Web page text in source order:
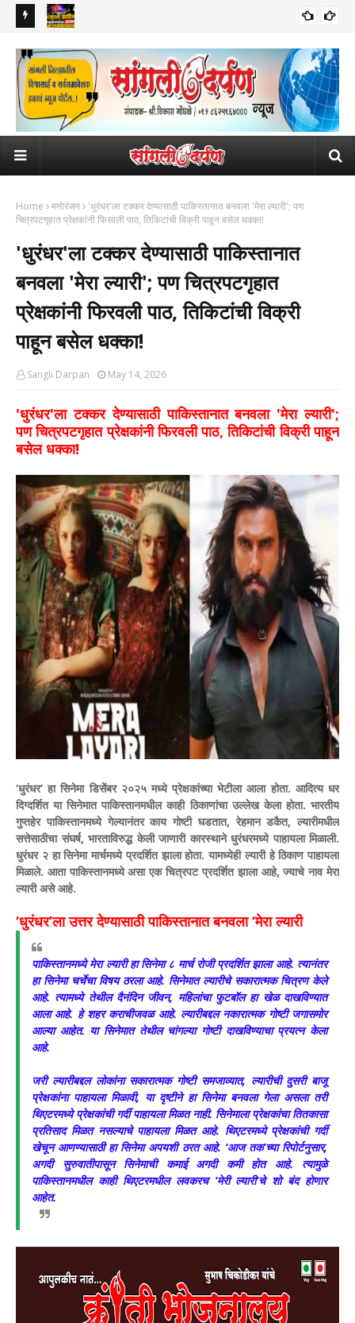
नंदुरबारच्या विकृत नराधमाचे हैराण करणारे कृत्य!
Home मनोरंजन
​'धुरंधर'ला टक्कर देण्यासाठी पाकिस्तानात बनवला 'मेरा ल्यारी'; पण
चित्रपटगृहात प्रेक्षकांनी फिरवली पाठ, तिकिटांची विक्री पाहून बसेल धक्का!
​'धुरंधर'ला टक्कर देण्यासाठी पाकिस्तानात
बनवला 'मेरा ल्यारी'; पण चित्रपटगृहात
प्रेक्षकांनी फिरवली पाठ, तिकिटांची विक्री
पाहून बसेल धक्का!
Sangli Darpan May 14, 2026
​'धुरंधर'ला टक्कर देण्यासाठी पाकिस्तानात बनवला 'मेरा ल्यारी';
पण चित्रपटगृहात प्रेक्षकांनी फिरवली पाठ, तिकिटांची विक्री पाहून
बसेल धक्का!
‘धुरंधर’ हा सिनेमा डिसेंबर २०२५ मध्ये प्रेक्षकांच्या भेटीला आला होता. आदित्य धर
दिग्दर्शित या सिनेमात पाकिस्तानमधील काही ठिकाणांचा उल्लेख केला होता. भारतीय
गुप्तहेर पाकिस्तानमध्ये गेल्यानंतर काय गोष्टी घडतात, रेहमान डकैत, ल्यारीमधील
सत्तेसाठीचा संघर्ष, भारताविरुद्ध केली जाणारी कारस्थाने धुरंधरमध्ये पाहायला मिळाली.
धुरंधर २ हा सिनेमा मार्चमध्ये प्रदर्शित झाला होता. यामध्येही ल्यारी हे ठिकाण पाहायला
मिळाले. आता पाकिस्तानमध्ये असा एक चित्रपट प्रदर्शित झाला आहे, ज्याचे नाव मेरा
ल्यारी असे आहे.
‘धुरंधर’ला उत्तर देण्यासाठी पाकिस्तानात बनवला ‘मेरा ल्यारी
पाकिस्तानमध्ये मेरा ल्यारी हा सिनेमा ८ मार्च रोजी प्रदर्शित झाला आहे. त्यानंतर
हा सिनेमा चर्चेचा विषय ठरला आहे. सिनेमात ल्यारीचे सकारात्मक चित्रण केले
आहे. त्यामध्ये तेथील दैनंदिन जीवन, महिलांचा फुटबॉल हा खेळ दाखविण्यात
आला आहे. हे शहर कराचीजवळ आहे. ल्यारीबद्दल नकारात्मक गोष्टी जगासमोर
आल्या आहेत. या सिनेमात तेथील चांगल्या गोष्टी दाखविण्याचा प्रयत्न केला
आहे.
जरी ल्यारीबद्दल लोकांना सकारात्मक गोष्टी समजाव्यात, ल्यारीची दुसरी बाजू
प्रेक्षकांना पाहायला मिळावी, या दृष्टीने हा सिनेमा बनवला गेला असला तरी
थिएटरमध्ये प्रेक्षकांची गर्दी पाहायला मिळत नाही. सिनेमाला प्रेक्षकांचा तितकासा
प्रतिसाद मिळत नसल्याचे पाहायला मिळत आहे. थिएटरमध्ये प्रेक्षकांची गर्दी
खेचून आणण्यासाठी हा सिनेमा अपयशी ठरत आहे. ‘आज तक’च्या रिपोर्टनुसार,
अगदी सुरुवातीपासून सिनेमाची कमाई अगदी कमी होत आहे. त्यामुळे
पाकिस्तानमधील काही थिएटरमधील लवकरच ‘मेरी ल्यारी’चे शो बंद होणार
आहेत.